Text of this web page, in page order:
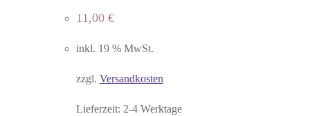
11,00 €
inkl. 19 % MwSt.
zzgl. Versandkosten
Lieferzeit: 2-4 Werktage